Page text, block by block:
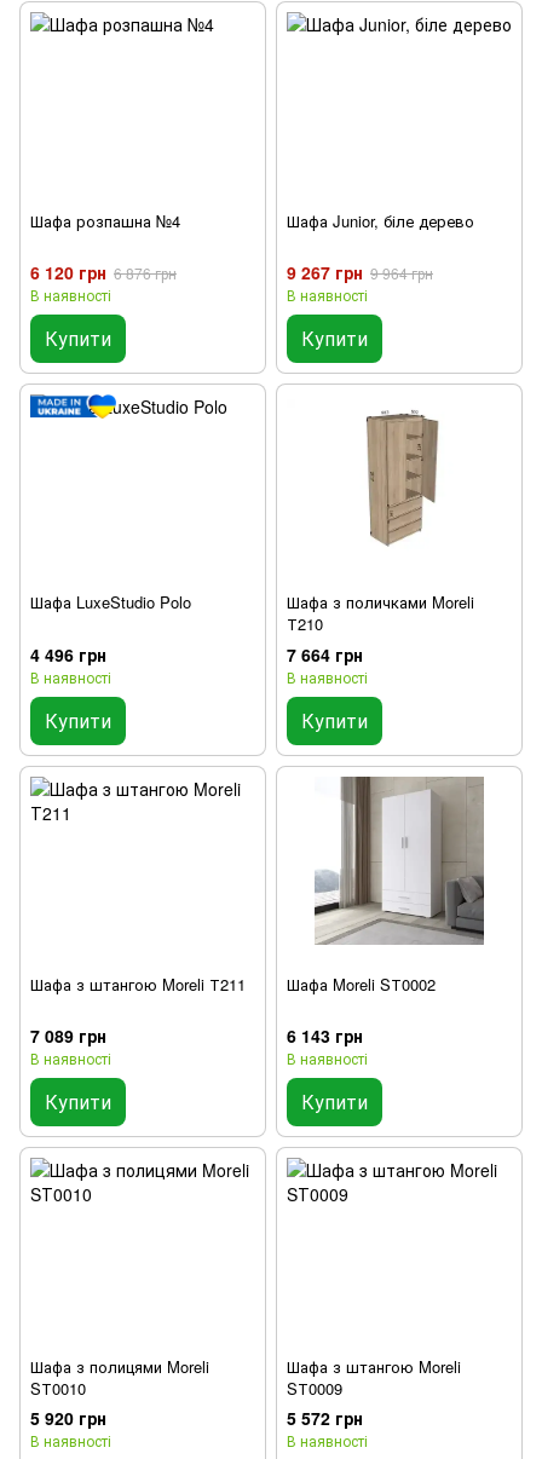
Шафа розпашна №4
6 120 грн 6 876 грн
В наявності
Купити
Шафа Junior, біле дерево
9 267 грн 9 964 грн
В наявності
Купити
Шафа LuxeStudio Polo
4 496 грн
В наявності
Купити
Шафа з поличками Moreli
Т210
7 664 грн
В наявності
Купити
Шафа з штангою Moreli Т211
7 089 грн
В наявності
Купити
Шафа Moreli SТ0002
6 143 грн
В наявності
Купити
Шафа з полицями Moreli
SТ0010
5 920 грн
В наявності
Шафа з штангою Moreli
SТ0009
5 572 грн
В наявності